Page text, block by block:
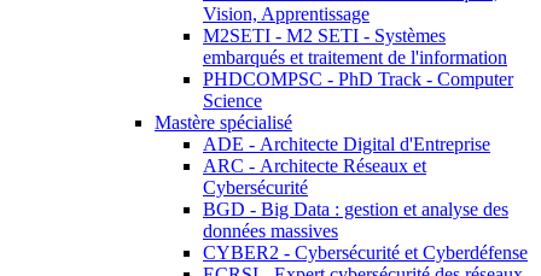
Vision, Apprentissage
M2SETI - M2 SETI - Systèmes
embarqués et traitement de l'information
PHDCOMPSC - PhD Track - Computer
Science
Mastère spécialisé
ADE - Architecte Digital d'Entreprise
ARC - Architecte Réseaux et
Cybersécurité
BGD - Big Data : gestion et analyse des
données massives
CYBER2 - Cybersécurité et Cyberdéfense